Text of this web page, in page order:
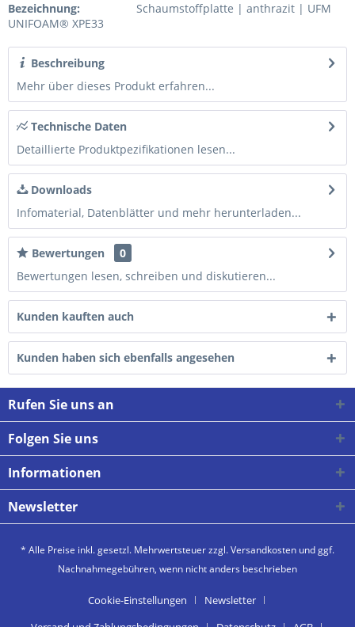
Bezeichnung:
Schaumstoffplatte | anthrazit | UFM
UNIFOAM® XPE33
Beschreibung
Mehr über dieses Produkt erfahren...
Technische Daten
Detaillierte Produktpezifikationen lesen...
Downloads
Infomaterial, Datenblätter und mehr herunterladen...
Bewertungen
0
Bewertungen lesen, schreiben und diskutieren...
Kunden kauften auch
Kunden haben sich ebenfalls angesehen
Rufen Sie uns an
Folgen Sie uns
Informationen
Newsletter
* Alle Preise inkl. gesetzl. Mehrwertsteuer zzgl.Versandkosten und ggf.
Nachnahmegebühren, wenn nicht anders beschrieben
Cookie-Einstellungen
Newsletter